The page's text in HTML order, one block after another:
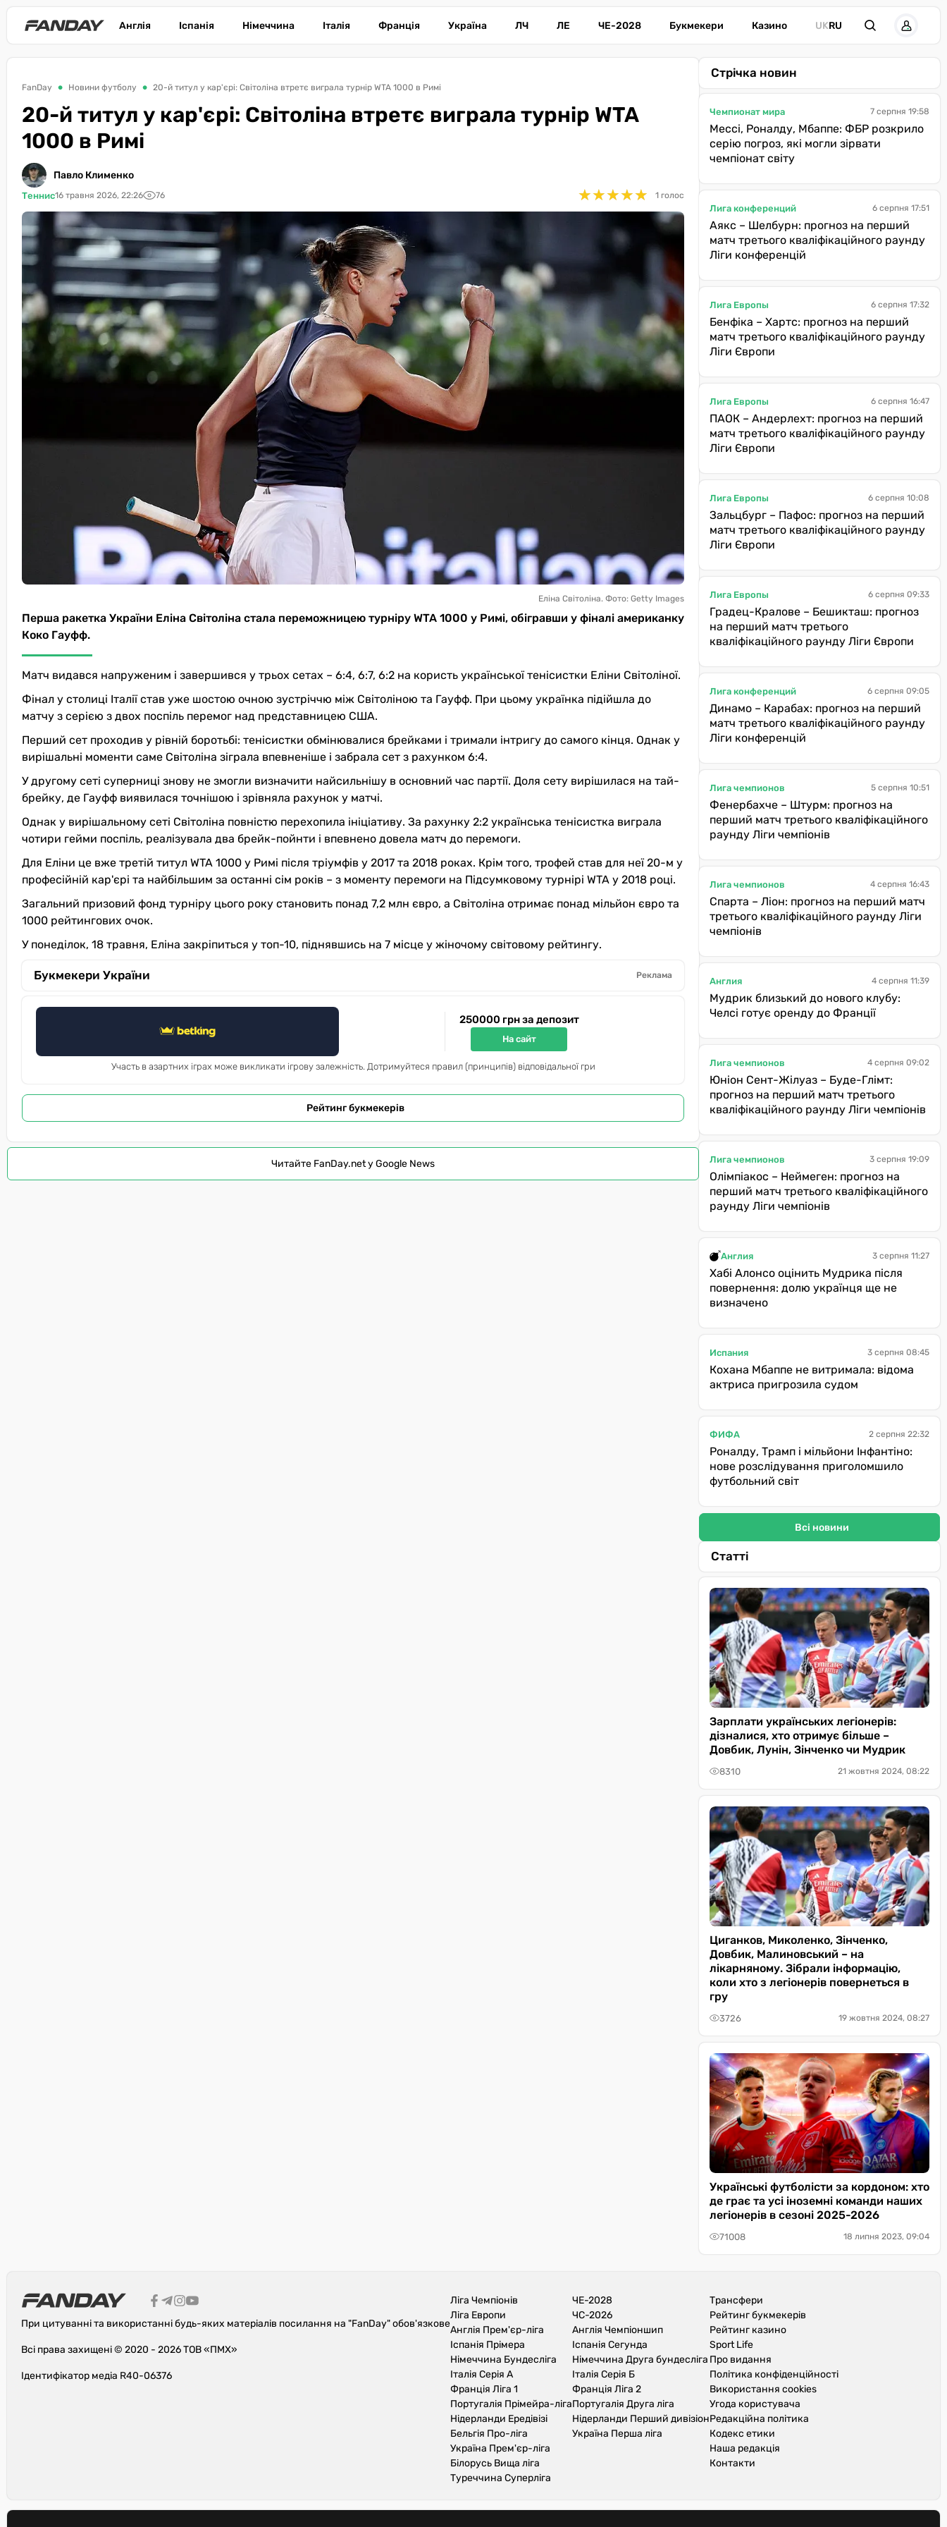
Англія Іспанія Німеччина Італія Франція Україна ЛЧ ЛЕ ЧЕ-2028 Букмекери Казино UKRU
FanDay Новини футболу 20-й титул у кар'єрі: Світоліна втретє виграла турнір WTA 1000 в Римі
20-й титул у кар'єрі: Світоліна втретє виграла турнір WTA
1000 в Римі
Павло Клименко
Теннис16 травня 2026, 22:26 76 ★★★★★
★★★★★ 1 голос
Еліна Світоліна. Фото: Getty Images
Перша ракетка України Еліна Світоліна стала переможницею турніру WTA 1000 у Римі, обігравши у фіналі американку
Коко Гауфф.
Матч видався напруженим і завершився у трьох сетах – 6:4, 6:7, 6:2 на користь української тенісистки Еліни Світоліної.
Фінал у столиці Італії став уже шостою очною зустріччю між Світоліною та Гауфф. При цьому українка підійшла до
матчу з серією з двох поспіль перемог над представницею США.
Перший сет проходив у рівній боротьбі: тенісистки обмінювалися брейками і тримали інтригу до самого кінця. Однак у
вирішальні моменти саме Світоліна зіграла впевненіше і забрала сет з рахунком 6:4.
У другому сеті суперниці знову не змогли визначити найсильнішу в основний час партії. Доля сету вирішилася на тай-
брейку, де Гауфф виявилася точнішою і зрівняла рахунок у матчі.
Однак у вирішальному сеті Світоліна повністю перехопила ініціативу. За рахунку 2:2 українська тенісистка виграла
чотири гейми поспіль, реалізувала два брейк-пойнти і впевнено довела матч до перемоги.
Для Еліни це вже третій титул WTA 1000 у Римі після тріумфів у 2017 та 2018 роках. Крім того, трофей став для неї 20-м у
професійній кар'єрі та найбільшим за останні сім років – з моменту перемоги на Підсумковому турнірі WTA у 2018 році.
Загальний призовий фонд турніру цього року становить понад 7,2 млн євро, а Світоліна отримає понад мільйон євро та
1000 рейтингових очок.
У понеділок, 18 травня, Еліна закріпиться у топ-10, піднявшись на 7 місце у жіночому світовому рейтингу.
Букмекери України Реклама
250000 грн за депозит
На сайт
Участь в азартних іграх може викликати ігрову залежність. Дотримуйтеся правил (принципів) відповідальної гри
Рейтинг букмекерів
Читайте FanDay.net у Google News
Стрічка новин
Чемпионат мира 7 серпня 19:58
Мессі, Роналду, Мбаппе: ФБР розкрило
серію погроз, які могли зірвати
чемпіонат світу
Лига конференций 6 серпня 17:51
Аякс – Шелбурн: прогноз на перший
матч третього кваліфікаційного раунду
Ліги конференцій
Лига Европы 6 серпня 17:32
Бенфіка – Хартс: прогноз на перший
матч третього кваліфікаційного раунду
Ліги Європи
Лига Европы 6 серпня 16:47
ПАОК – Андерлехт: прогноз на перший
матч третього кваліфікаційного раунду
Ліги Європи
Лига Европы 6 серпня 10:08
Зальцбург – Пафос: прогноз на перший
матч третього кваліфікаційного раунду
Ліги Європи
Лига Европы 6 серпня 09:33
Градец-Кралове – Бешикташ: прогноз
на перший матч третього
кваліфікаційного раунду Ліги Європи
Лига конференций 6 серпня 09:05
Динамо – Карабах: прогноз на перший
матч третього кваліфікаційного раунду
Ліги конференцій
Лига чемпионов 5 серпня 10:51
Фенербахче – Штурм: прогноз на
перший матч третього кваліфікаційного
раунду Ліги чемпіонів
Лига чемпионов 4 серпня 16:43
Спарта – Ліон: прогноз на перший матч
третього кваліфікаційного раунду Ліги
чемпіонів
Англия 4 серпня 11:39
Мудрик близький до нового клубу:
Челсі готує оренду до Франції
Лига чемпионов 4 серпня 09:02
Юніон Сент-Жілуаз – Буде-Глімт:
прогноз на перший матч третього
кваліфікаційного раунду Ліги чемпіонів
Лига чемпионов 3 серпня 19:09
Олімпіакос – Неймеген: прогноз на
перший матч третього кваліфікаційного
раунду Ліги чемпіонів
Англия 3 серпня 11:27
Хабі Алонсо оцінить Мудрика після
повернення: долю українця ще не
визначено
Испания 3 серпня 08:45
Кохана Мбаппе не витримала: відома
актриса пригрозила судом
ФИФА 2 серпня 22:32
Роналду, Трамп і мільйони Інфантіно:
нове розслідування приголомшило
футбольний світ
Всі новини
Статті
Зарплати українських легіонерів:
дізналися, хто отримує більше –
Довбик, Лунін, Зінченко чи Мудрик
8310 21 жовтня 2024, 08:22
Циганков, Миколенко, Зінченко,
Довбик, Малиновський – на
лікарняному. Зібрали інформацію,
коли хто з легіонерів повернеться в
гру
3726 19 жовтня 2024, 08:27
Українські футболісти за кордоном: хто
де грає та усі іноземні команди наших
легіонерів в сезоні 2025-2026
71008 18 липня 2023, 09:04
При цитуванні та використанні будь-яких матеріалів посилання на "FanDay" обов'язкове
Всі права захищені © 2020 - 2026 ТОВ «ПМХ»
Ідентифікатор медіа R40-06376
Ліга Чемпіонів
Ліга Европи
Англія Прем'єр-ліга
Іспанія Прімера
Німеччина Бундесліга
Італія Серія А
Франція Ліга 1
Португалія Прімейра-ліга
Нідерланди Ередівізі
Бельгія Про-ліга
Україна Прем'єр-ліга
Білорусь Вища ліга
Туреччина Суперліга
ЧЕ-2028
ЧС-2026
Англія Чемпіоншип
Іспанія Сегунда
Німеччина Друга бундесліга
Італія Серія Б
Франція Ліга 2
Португалія Друга ліга
Нідерланди Перший дивізіон
Україна Перша ліга
Трансфери
Рейтинг букмекерів
Рейтинг казино
Sport Life
Про видання
Політика конфіденційності
Використання cookies
Угода користувача
Редакційна політика
Кодекс етики
Наша редакція
Контакти